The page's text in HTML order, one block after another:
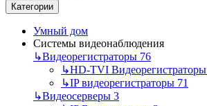
Категории
Умный дом
Системы видеонаблюдения
↳Видеорегистраторы 76
↳HD-TVI Видеорегистраторы
↳IP видеорегистраторы 71
↳Видеосерверы 3